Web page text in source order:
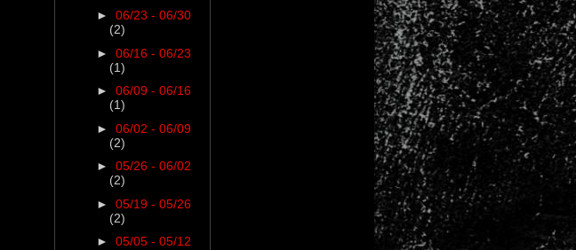
► 06/23 - 06/30
(2)
► 06/16 - 06/23
(1)
► 06/09 - 06/16
(1)
► 06/02 - 06/09
(2)
► 05/26 - 06/02
(2)
► 05/19 - 05/26
(2)
► 05/05 - 05/12